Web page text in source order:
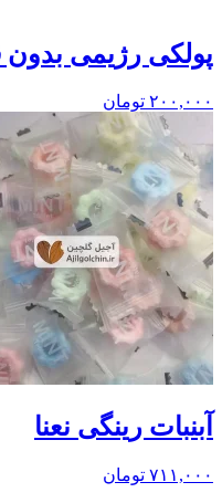
پولکی رژیمی بدون
۲۰۰,۰۰۰ تومان
آبنبات رینگی نعنا
۷۱۱,۰۰۰ تومان